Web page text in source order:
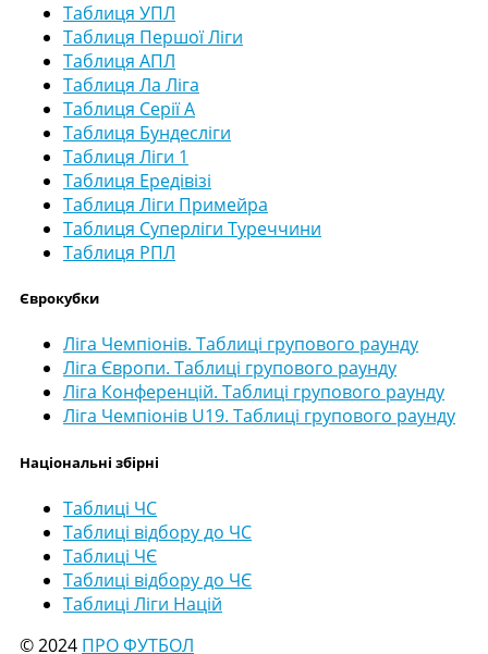
Таблиця УПЛ
Таблиця Першої Ліги
Таблиця АПЛ
Таблиця Ла Ліга
Таблиця Серії А
Таблиця Бундесліги
Таблиця Ліги 1
Таблиця Ередівізі
Таблиця Ліги Примейра
Таблиця Суперліги Туреччини
Таблиця РПЛ
Єврокубки
Ліга Чемпіонів. Таблиці групового раунду
Ліга Європи. Таблиці групового раунду
Ліга Конференцій. Таблиці групового раунду
Ліга Чемпіонів U19. Таблиці групового раунду
Національні збірні
Таблиці ЧС
Таблиці відбору до ЧС
Таблиці ЧЄ
Таблиці відбору до ЧЄ
Таблиці Ліги Націй
© 2024 ПРО ФУТБОЛ